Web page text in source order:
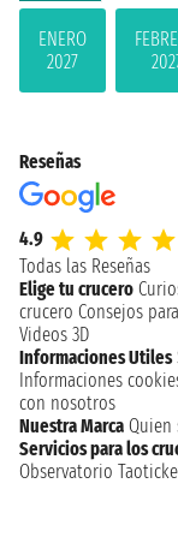
ENERO
2027
Reseñas
4.9
Todas las Reseñas
Elige tu crucero
crucero Consejos
Videos 3D
Informaciones Utiles
Informaciones
con nosotros
Nuestra Marca Quien
Servicios para los
Observatorio